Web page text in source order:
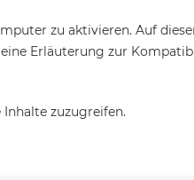
zu aktivieren. Auf
Erläuterung zur
zuzugreifen.